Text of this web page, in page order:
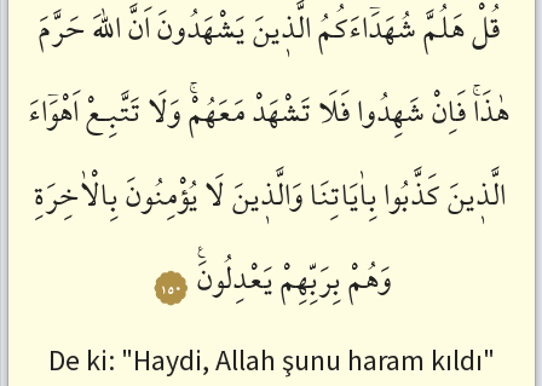
قُلْهَلُمَّشُهَدَٓاءَكُمُالَّذٖينَيَشْهَدُونَاَنَّاللّٰهَحَرَّمَ
هٰذَاۚفَاِنْشَهِدُوافَلَاتَشْهَدْمَعَهُمْۚوَلَاتَتَّبِـعْاَهْوَٓاءَ
الَّذٖينَكَذَّبُوابِاٰيَاتِنَاوَالَّذٖينَلَايُؤْمِنُونَبِالْاٰخِرَةِ
وَهُمْبِرَبِّهِمْيَعْدِلُونَࣖ ١٥٠
De ki: "Haydi, Allah şunu haram kıldı"